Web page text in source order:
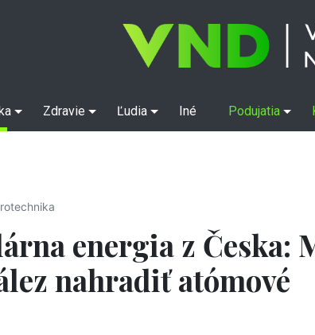
Zdravie Ľudia Iné Podujatia
energia z Česka:
nahradiť atómové